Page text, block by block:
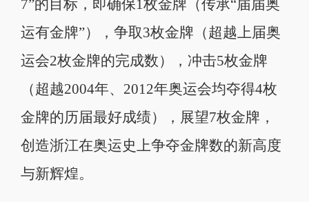
7”的目标，即确保1枚金牌（传承“届届奥
运有金牌”），争取3枚金牌（超越上届奥
运会2枚金牌的完成数），冲击5枚金牌
（超越2004年、2012年奥运会均夺得4枚
金牌的历届最好成绩），展望7枚金牌，
创造浙江在奥运史上争夺金牌数的新高度
与新辉煌。